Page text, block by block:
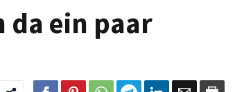
da ein paar